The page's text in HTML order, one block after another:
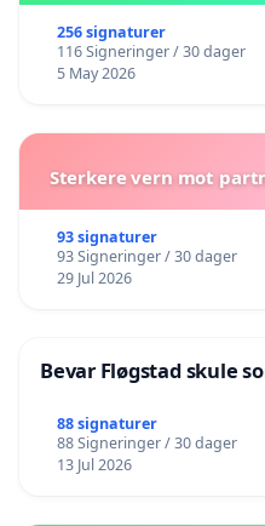
256 signaturer
116 Signeringer / 30 dager
5 May 2026
Sterkere vern mot
93 signaturer
93 Signeringer / 30 dager
29 Jul 2026
Bevar Fløgstad skule
88 signaturer
88 Signeringer / 30 dager
13 Jul 2026